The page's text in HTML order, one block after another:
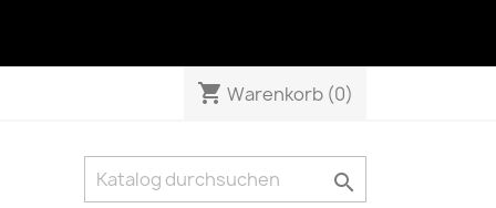
shopping_cart Warenkorb (0)
